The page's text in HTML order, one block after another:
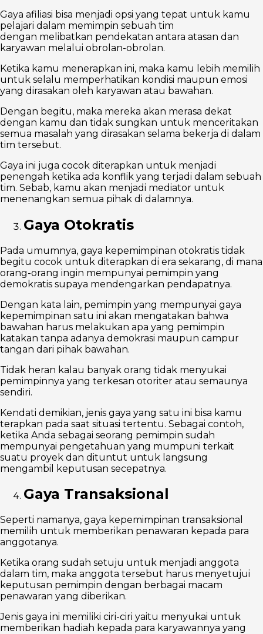
Gaya afiliasi bisa menjadi opsi yang tepat untuk kamu
pelajari dalam memimpin sebuah tim
dengan melibatkan pendekatan antara atasan dan
karyawan melalui obrolan-obrolan.
Ketika kamu menerapkan ini, maka kamu lebih memilih
untuk selalu memperhatikan kondisi maupun emosi
yang dirasakan oleh karyawan atau bawahan.
Dengan begitu, maka mereka akan merasa dekat
dengan kamu dan tidak sungkan untuk menceritakan
semua masalah yang dirasakan selama bekerja di dalam
tim tersebut.
Gaya ini juga cocok diterapkan untuk menjadi
penengah ketika ada konflik yang terjadi dalam sebuah
tim. Sebab, kamu akan menjadi mediator untuk
menenangkan semua pihak di dalamnya.
Gaya Otokratis
Pada umumnya, gaya kepemimpinan otokratis tidak
begitu cocok untuk diterapkan di era sekarang, di mana
orang-orang ingin mempunyai pemimpin yang
demokratis supaya mendengarkan pendapatnya.
Dengan kata lain, pemimpin yang mempunyai gaya
kepemimpinan satu ini akan mengatakan bahwa
bawahan harus melakukan apa yang pemimpin
katakan tanpa adanya demokrasi maupun campur
tangan dari pihak bawahan.
Tidak heran kalau banyak orang tidak menyukai
pemimpinnya yang terkesan otoriter atau semaunya
sendiri.
Kendati demikian, jenis gaya yang satu ini bisa kamu
terapkan pada saat situasi tertentu. Sebagai contoh,
ketika Anda sebagai seorang pemimpin sudah
mempunyai pengetahuan yang mumpuni terkait
suatu proyek dan dituntut untuk langsung
mengambil keputusan secepatnya.
Gaya Transaksional
Seperti namanya, gaya kepemimpinan transaksional
memilih untuk memberikan penawaran kepada para
anggotanya.
Ketika orang sudah setuju untuk menjadi anggota
dalam tim, maka anggota tersebut harus menyetujui
keputusan pemimpin dengan berbagai macam
penawaran yang diberikan.
Jenis gaya ini memiliki ciri-ciri yaitu menyukai untuk
memberikan hadiah kepada para karyawannya yang